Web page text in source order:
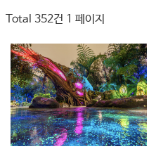
Total 352건 1 페이지